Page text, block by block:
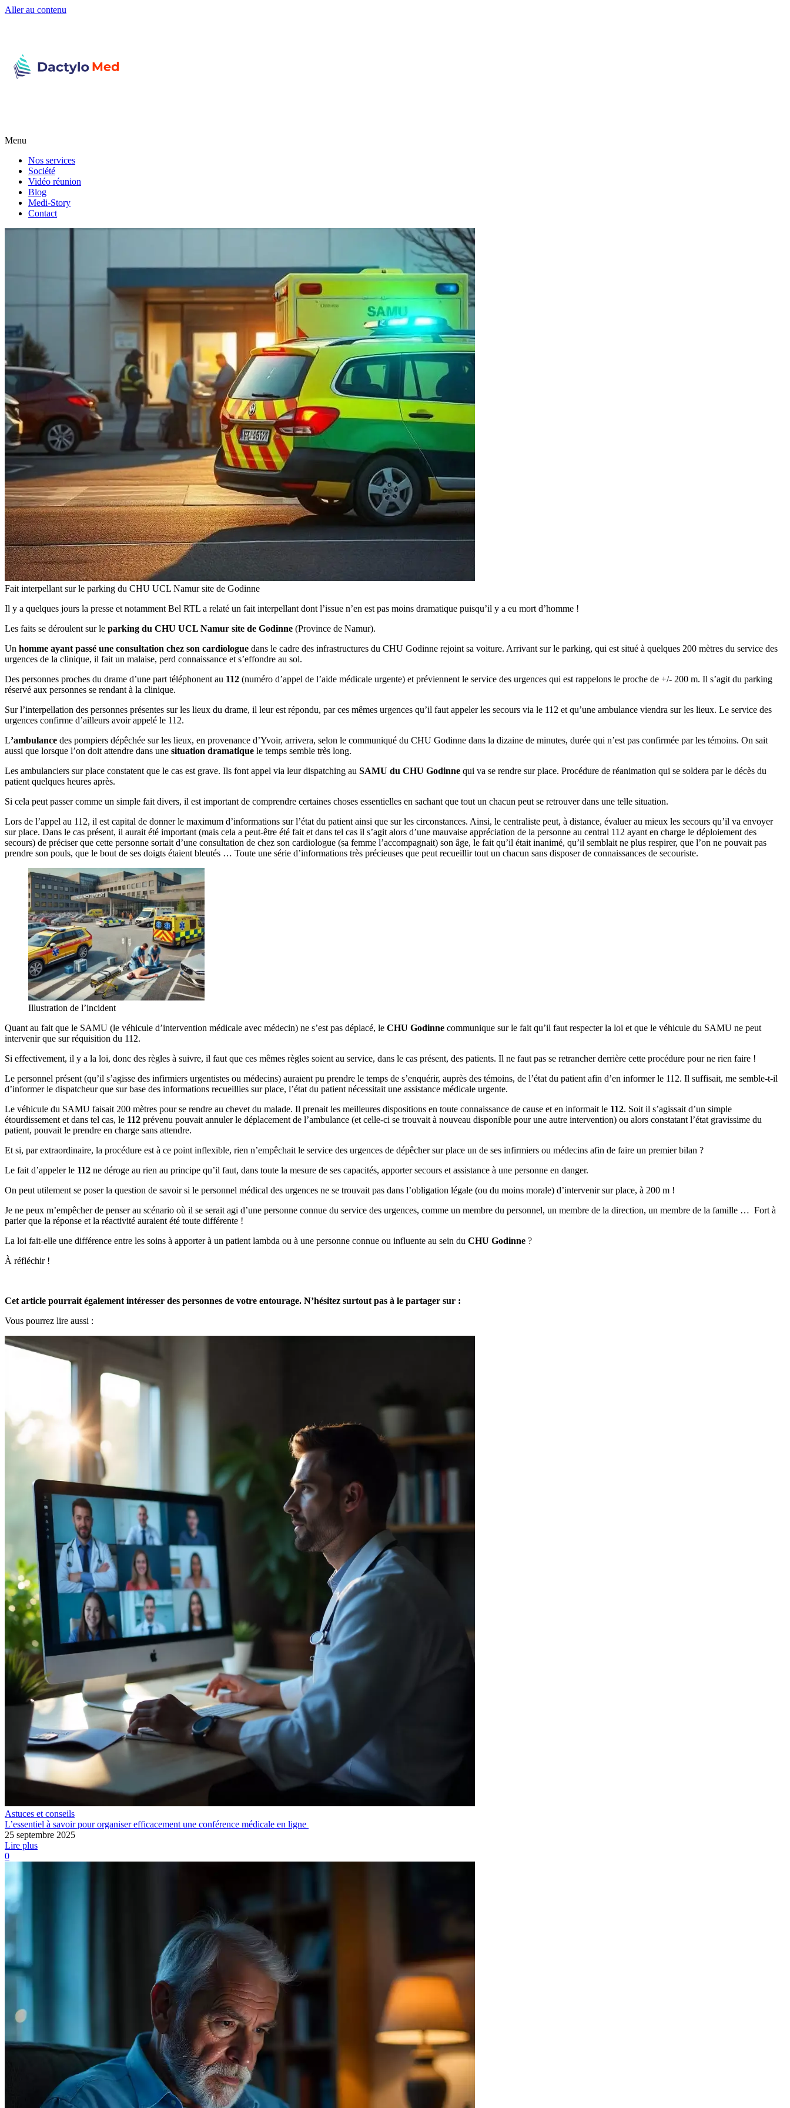
Aller au contenu
Menu
Nos services
Société
Vidéo réunion
Blog
Medi-Story
Contact
Fait interpellant sur le parking du CHU UCL Namur site de Godinne
Il y a quelques jours la presse et notamment Bel RTL a relaté un fait interpellant dont l’issue n’en est pas moins dramatique puisqu’il y a eu mort d’homme !
Les faits se déroulent sur le parking du CHU UCL Namur site de Godinne (Province de Namur).
Un homme ayant passé une consultation chez son cardiologue dans le cadre des infrastructures du CHU Godinne rejoint sa voiture. Arrivant sur le parking, qui est situé à quelques 200 mètres du service des
urgences de la clinique, il fait un malaise, perd connaissance et s’effondre au sol.
Des personnes proches du drame d’une part téléphonent au 112 (numéro d’appel de l’aide médicale urgente) et préviennent le service des urgences qui est rappelons le proche de +/- 200 m. Il s’agit du parking
réservé aux personnes se rendant à la clinique.
Sur l’interpellation des personnes présentes sur les lieux du drame, il leur est répondu, par ces mêmes urgences qu’il faut appeler les secours via le 112 et qu’une ambulance viendra sur les lieux. Le service des
urgences confirme d’ailleurs avoir appelé le 112.
L’ambulance des pompiers dépêchée sur les lieux, en provenance d’Yvoir, arrivera, selon le communiqué du CHU Godinne dans la dizaine de minutes, durée qui n’est pas confirmée par les témoins. On sait
aussi que lorsque l’on doit attendre dans une situation dramatique le temps semble très long.
Les ambulanciers sur place constatent que le cas est grave. Ils font appel via leur dispatching au SAMU du CHU Godinne qui va se rendre sur place. Procédure de réanimation qui se soldera par le décès du
patient quelques heures après.
Si cela peut passer comme un simple fait divers, il est important de comprendre certaines choses essentielles en sachant que tout un chacun peut se retrouver dans une telle situation.
Lors de l’appel au 112, il est capital de donner le maximum d’informations sur l’état du patient ainsi que sur les circonstances. Ainsi, le centraliste peut, à distance, évaluer au mieux les secours qu’il va envoyer
sur place. Dans le cas présent, il aurait été important (mais cela a peut-être été fait et dans tel cas il s’agit alors d’une mauvaise appréciation de la personne au central 112 ayant en charge le déploiement des
secours) de préciser que cette personne sortait d’une consultation de chez son cardiologue (sa femme l’accompagnait) son âge, le fait qu’il était inanimé, qu’il semblait ne plus respirer, que l’on ne pouvait pas
prendre son pouls, que le bout de ses doigts étaient bleutés … Toute une série d’informations très précieuses que peut recueillir tout un chacun sans disposer de connaissances de secouriste.
Illustration de l’incident
Quant au fait que le SAMU (le véhicule d’intervention médicale avec médecin) ne s’est pas déplacé, le CHU Godinne communique sur le fait qu’il faut respecter la loi et que le véhicule du SAMU ne peut
intervenir que sur réquisition du 112.
Si effectivement, il y a la loi, donc des règles à suivre, il faut que ces mêmes règles soient au service, dans le cas présent, des patients. Il ne faut pas se retrancher derrière cette procédure pour ne rien faire !
Le personnel présent (qu’il s’agisse des infirmiers urgentistes ou médecins) auraient pu prendre le temps de s’enquérir, auprès des témoins, de l’état du patient afin d’en informer le 112. Il suffisait, me semble-t-il
d’informer le dispatcheur que sur base des informations recueillies sur place, l’état du patient nécessitait une assistance médicale urgente.
Le véhicule du SAMU faisait 200 mètres pour se rendre au chevet du malade. Il prenait les meilleures dispositions en toute connaissance de cause et en informait le 112. Soit il s’agissait d’un simple
étourdissement et dans tel cas, le 112 prévenu pouvait annuler le déplacement de l’ambulance (et celle-ci se trouvait à nouveau disponible pour une autre intervention) ou alors constatant l’état gravissime du
patient, pouvait le prendre en charge sans attendre.
Et si, par extraordinaire, la procédure est à ce point inflexible, rien n’empêchait le service des urgences de dépêcher sur place un de ses infirmiers ou médecins afin de faire un premier bilan ?
Le fait d’appeler le 112 ne déroge au rien au principe qu’il faut, dans toute la mesure de ses capacités, apporter secours et assistance à une personne en danger.
On peut utilement se poser la question de savoir si le personnel médical des urgences ne se trouvait pas dans l’obligation légale (ou du moins morale) d’intervenir sur place, à 200 m !
Je ne peux m’empêcher de penser au scénario où il se serait agi d’une personne connue du service des urgences, comme un membre du personnel, un membre de la direction, un membre de la famille … Fort à
parier que la réponse et la réactivité auraient été toute différente !
La loi fait-elle une différence entre les soins à apporter à un patient lambda ou à une personne connue ou influente au sein du CHU Godinne ?
À réfléchir !
Cet article pourrait également intéresser des personnes de votre entourage. N’hésitez surtout pas à le partager sur :
Vous pourrez lire aussi :
Astuces et conseils
L’essentiel à savoir pour organiser efficacement une conférence médicale en ligne
25 septembre 2025
Lire plus
0